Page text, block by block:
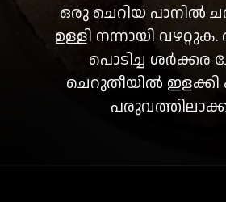
ഒരു ചെറിയ പാനിൽ
ഉള്ളി നന്നായി
പൊടിച്ച ശർക്കര
ചെറുതീയിൽ ഇളക്കി